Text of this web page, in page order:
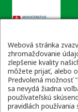
Webová stránka
zhromažďovanie
zlepšenie kvality
môžete prijať, alebo
Predvolená možnosť
sa nevydá žiadna
používateľskú
pravidlách